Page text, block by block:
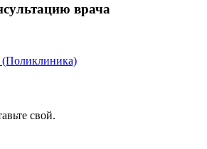
врача
(Поликлиника)
свой.